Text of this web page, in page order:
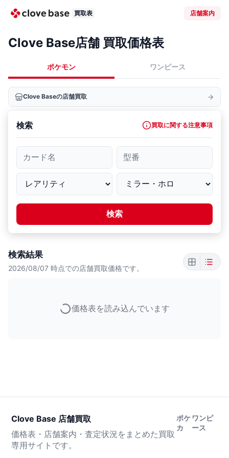
買取表 店舗案内
Clove Base店舗 買取価格表
ポケモン ワンピース
Clove Baseの店舗買取
検索 買取に関する注意事項
カード名 型番
検索
検索結果
2026/08/07 時点での店舗買取価格です。
価格表を読み込んでいます
Clove Base 店舗買取
価格表・店舗案内・査定状況をまとめた買取
専用サイトです。
ポケ
カ
ワンピ
ース